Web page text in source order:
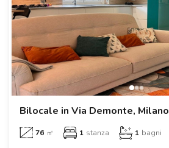
Bilocale in Via Demonte, Milano
76 ㎡ 1 stanza 1 bagni